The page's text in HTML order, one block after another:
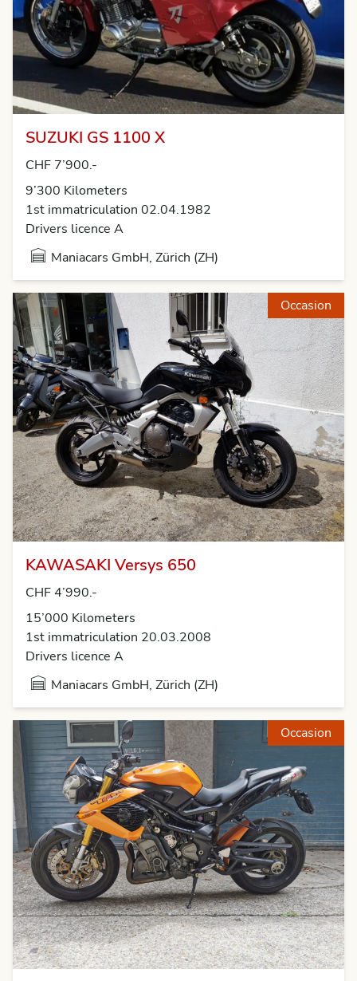
SUZUKI GS 1100 X
CHF 7’900.-
9’300 Kilometers
1st immatriculation 02.04.1982
Drivers licence A
Maniacars GmbH, Zürich (ZH)
Occasion
KAWASAKI Versys 650
CHF 4’990.-
15’000 Kilometers
1st immatriculation 20.03.2008
Drivers licence A
Maniacars GmbH, Zürich (ZH)
Occasion